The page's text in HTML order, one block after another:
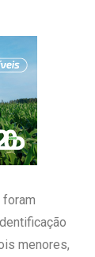
foram
menores,